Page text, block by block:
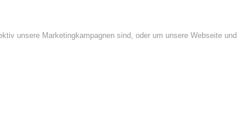
unsere Marketingkampagnen sind, oder um unsere Webseite und